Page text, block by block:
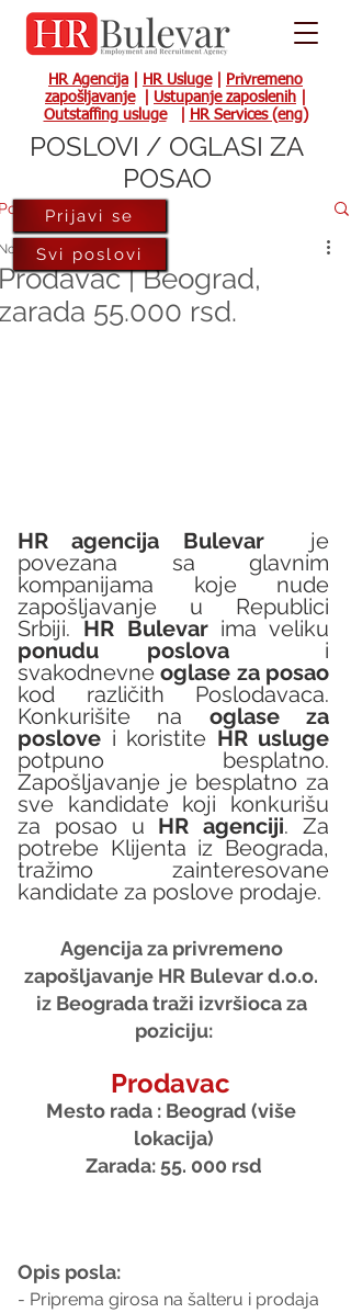
HR Agencija HR Usluge|
Privremeno
zapošljavanje| Ustupanje zaposlenih
Outstaffing usluge| HR Services (eng)
| Beograd,
55.000 rsd.
28, 2022
HR agencija Bulevar
  je
povezana sa glavnim
kompanijama koje nude
zapošljavanje u Republici
Srbiji. HR Bulevar
ponudu poslova
  i
svakodnevne oglase za posao
kod različith Poslodavaca.
Konkurišite na oglase za
poslove i koristite HR usluge
potpuno besplatno.
Zapošljavanje je besplatno za
sve kandidate koji konkurišu
za posao u HR agenciji. Za
potrebe Klijenta iz Beograda,
tražimo zainteresovane
kandidate za poslove prodaje.
Agencija za privremeno
zapošljavanje HR Bulevar d.o.o.
iz Beograda traži izvršioca za
poziciju:
Prodavac
Mesto rada : Beograd (više
lokacija)
Zarada: 55. 000 rsd
Opis posla:
- Priprema girosa na šalteru i prodaja
Prijavi se
Svi poslovi
POSLOVI / OGLASI ZA
POSAO